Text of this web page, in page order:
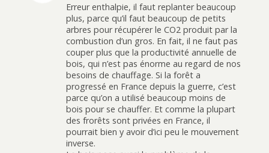
Erreur enthalpie, il faut replanter beaucoup
plus, parce qu’il faut beaucoup de petits
arbres pour récupérer le CO2 produit par la
combustion d’un gros. En fait, il ne faut pas
couper plus que la productivité annuelle de
bois, qui n’est pas énorme au regard de nos
besoins de chauffage. Si la forêt a
progressé en France depuis la guerre, c’est
parce qu’on a utilisé beaucoup moins de
bois pour se chauffer. Et comme la plupart
des frorêts sont privées en France, il
pourrait bien y avoir d’ici peu le mouvement
inverse.